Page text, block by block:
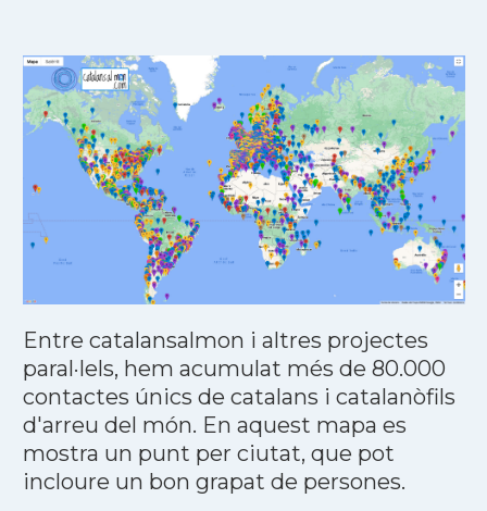
Entre catalansalmon i altres projectes
paral·lels, hem acumulat més de 80.000
contactes únics de catalans i catalanòfils
d'arreu del món. En aquest mapa es
mostra un punt per ciutat, que pot
incloure un bon grapat de persones.